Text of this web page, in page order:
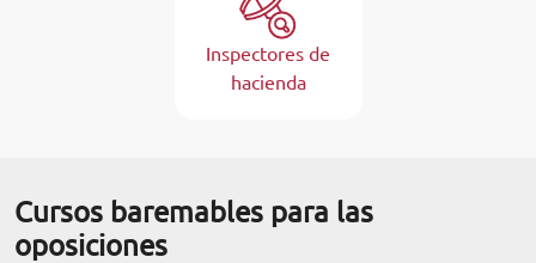
Inspectores de
hacienda
Cursos baremables para las
oposiciones